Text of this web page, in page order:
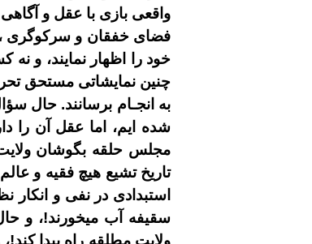
واقعی بازی با عقل و
فضای خفقان و سرکوگری ،
خود را اظهار نمایند، و
چنین نمایشاتی مستحق
به انجـام برسانند. حال
شده ایم، اما عقل آن را
مجلس حلقه بگوشان
تاریخ تشیع هیچ فقیه و
استبدادی در نفی و
سقیفه آب میخورند!، و
ولایت مطلقه راه پیدا